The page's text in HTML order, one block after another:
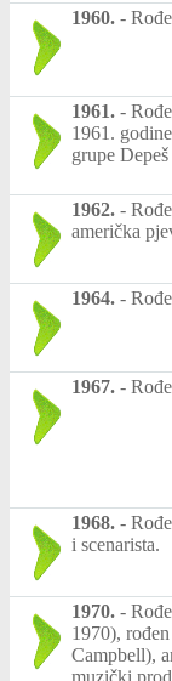
1960. -
1961. -
1961.
grupe
1962. -
američka
1964. -
1967. -
1968. -
i scenarista.
1970. -
1970),
Campbell),